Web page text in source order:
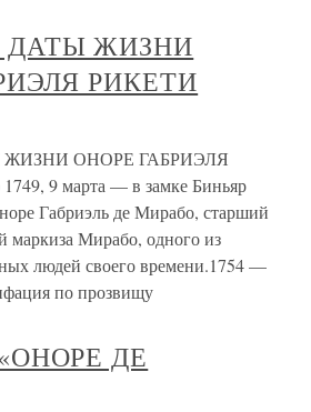
ЖИЗНИ
РИКЕТИ
ОНОРЕ ГАБРИЭЛЯ
9 марта — в замке Биньяр
Габриэль де Мирабо, старший
маркиза Мирабо, одного из
людей своего времени.1754 —
по прозвищу
ДЕ